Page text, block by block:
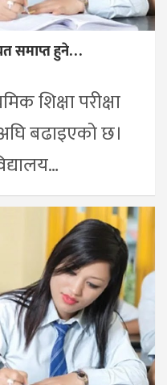
समाप्त हुने…
शिक्षा परीक्षा
बढाइएको छ।